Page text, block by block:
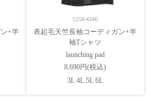
+半
1258-4346
表起毛天竺長袖コーディガン+半
袖Tシャツ
launching pad
8,690円(税込)
3L 4L 5L 6L